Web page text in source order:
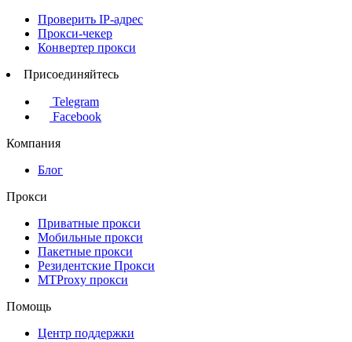
Проверить IP-адрес
Прокси-чекер
Конвертер прокси
Присоединяйтесь
Telegram
Facebook
Компания
Блог
Прокси
Приватные прокси
Мобильные прокси
Пакетные прокси
Резидентские Прокси
MTProxy прокси
Помощь
Центр поддержки